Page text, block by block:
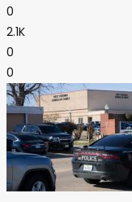
0
2.1K
0
0